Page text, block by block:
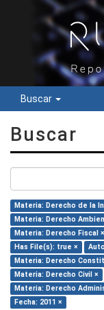
Buscar
Buscar
Materia: Derecho de la
Materia: Derecho
Materia: Derecho Fiscal ×
Has File(s): true ×
Materia: Derecho
Materia: Derecho Civil ×
Materia: Derecho
Fecha: 2011 ×